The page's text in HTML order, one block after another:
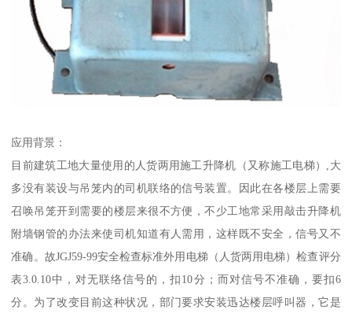
应用背景：
目前建筑工地大量使用的人货两用施工升降机（又称施工电梯）,大
多没有装设与吊笼内的司机联络的信号装置。因此在各楼层上需要
召唤吊笼开到需要的楼层来很不方便，不少工地常采用敲击升降机
附墙钢管的办法来使司机知道有人需用，这样既不安全，信号又不
准确。故JGJ59-99安全检查标准外用电梯（人货两用电梯）检查评分
表3.0.10中，对无联络信号的，扣10分；而对信号不准确，要扣6
分。为了改变目前这种状况，部门要求安装迅达楼层呼叫器，它是